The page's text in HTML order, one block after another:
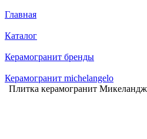
Главная
Каталог
Керамогранит бренды
Керамогранит michelangelo
Плитка керамогранит